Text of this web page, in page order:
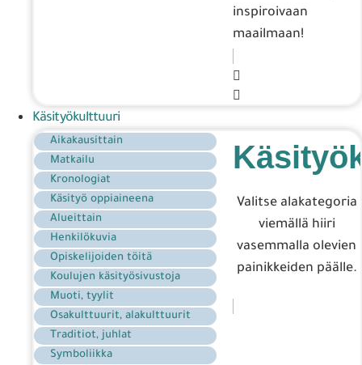
inspiroivaan
maailmaan!
Käsityökulttuuri
Aikakausittain
Matkailu
Kronologiat
Käsityö oppiaineena
Alueittain
Henkilökuvia
Opiskelijoiden töitä
Koulujen käsityösivustoja
Muoti, tyylit
Osakulttuurit, alakulttuurit
Traditiot, juhlat
Symboliikka
Valitse alakategoria
viemällä hiiri
vasemmalla olevien
painikkeiden päälle.